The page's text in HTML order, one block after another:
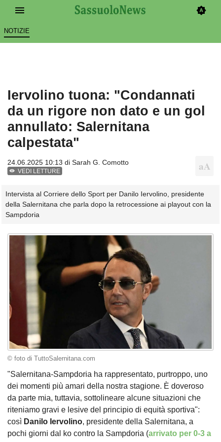
NOTIZIE
Iervolino tuona: "Condannati
da un rigore non dato e un gol
annullato: Salernitana
calpestata"
24.06.2025 10:13 di Sarah G. Comotto
VEDI LETTURE
Intervista al Corriere dello Sport per Danilo Iervolino, presidente
della Salernitana che parla dopo la retrocessione ai playout con la
Sampdoria
© foto di TuttoSalernitana.com
"Salernitana-Sampdoria ha rappresentato, purtroppo, uno
dei momenti più amari della nostra stagione. È doveroso
da parte mia, tuttavia, sottolineare alcune situazioni che
riteniamo gravi e lesive del principio di equità sportiva":
così Danilo Iervolino, presidente della Salernitana, a
pochi giorni dal ko contro la Sampdoria (arrivato per 0-3 a